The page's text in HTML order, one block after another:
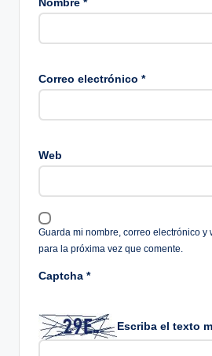
Correo electrónico *
Web
Guarda mi nombre, correo electrónico y
para la próxima vez que comente.
Captcha *
Escriba el texto